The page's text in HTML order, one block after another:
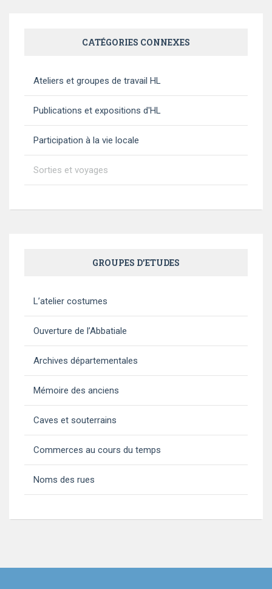
CATÉGORIES CONNEXES
Ateliers et groupes de travail HL
Publications et expositions d'HL
Participation à la vie locale
Sorties et voyages
GROUPES D’ETUDES
L’atelier costumes
Ouverture de l’Abbatiale
Archives départementales
Mémoire des anciens
Caves et souterrains
Commerces au cours du temps
Noms des rues